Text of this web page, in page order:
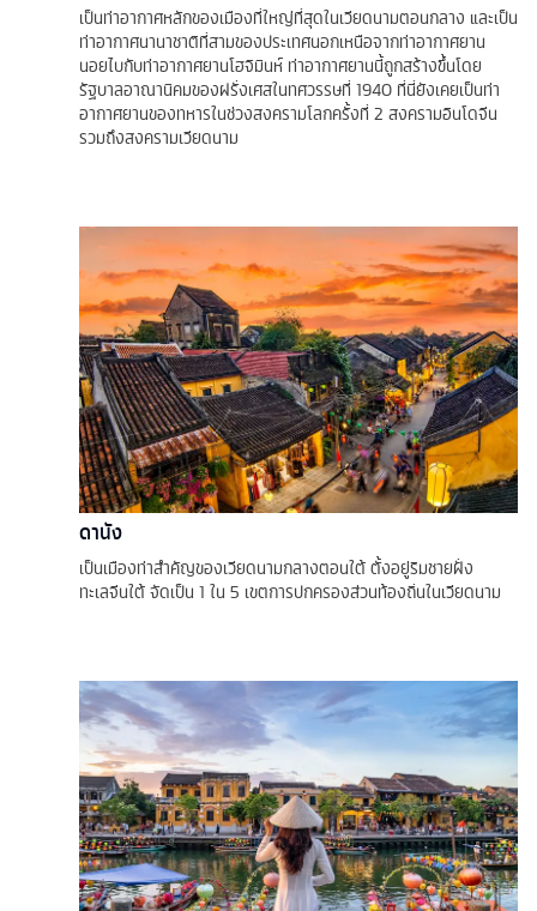
เป็นท่าอากาศหลักของเมืองที่ใหญ่ที่สุดในเวียดนามตอนกลาง และเป็น
ท่าอากาศนานาชาติที่สามของประเทศนอกเหนือจากท่าอากาศยาน
นอยไบกับท่าอากาศยานโฮจิมินห์ ท่าอากาศยานนี้ถูกสร้างขึ้นโดย
รัฐบาลอาณานิคมของฝรั่งเศสในทศวรรษที่ 1940 ที่นี่ยังเคยเป็นท่า
อากาศยานของทหารในช่วงสงครามโลกครั้งที่ 2 สงครามอินโดจีน
รวมถึงสงครามเวียดนาม
ดานัง
เป็นเมืองท่าสำคัญของเวียดนามกลางตอนใต้ ตั้งอยู่ริมชายฝั่ง
ทะเลจีนใต้ จัดเป็น 1 ใน 5 เขตการปกครองส่วนท้องถิ่นในเวียดนาม